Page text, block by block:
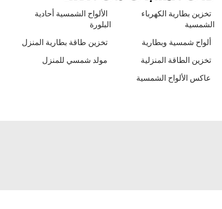
تخزين بطارية الكهرباء
الشمسية
الألواح الشمسية أحادية
البلورة
ألواح شمسية وبطارية
تخزين طاقة بطارية المنزل
تخزين الطاقة المنزلية
مولد شمسي للمنزل
عاكس الألواح الشمسية